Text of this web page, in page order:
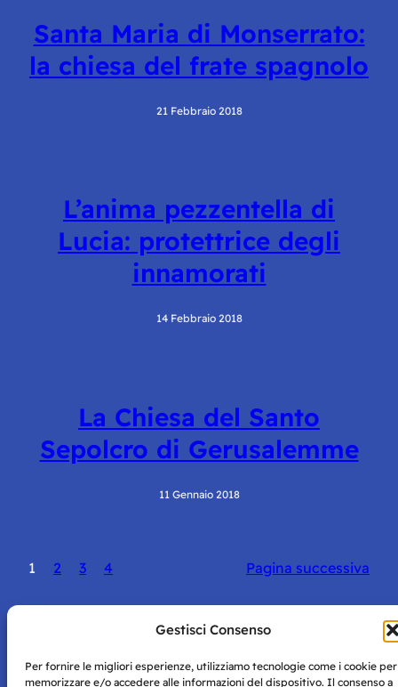
Gestisci Consenso
Per fornire le migliori esperienze, utilizziamo tecnologie come i cookie per
memorizzare e/o accedere alle informazioni del dispositivo. Il consenso a
Santa Maria di Monserrato:
la chiesa del frate spagnolo
21 Febbraio 2018
L’anima pezzentella di
Lucia: protettrice degli
innamorati
14 Febbraio 2018
La Chiesa del Santo
Sepolcro di Gerusalemme
11 Gennaio 2018
1 2 3 4 Pagina successiva